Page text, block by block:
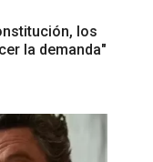
los
la demanda"